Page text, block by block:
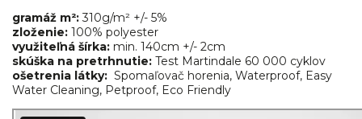
gramáž m²:310g/m² +/- 5%
zloženie: 100% polyester
využiteľná šírka: min. 140cm +/- 2cm
skúška na pretrhnutie: Test Martindale 60 000 cyklov
ošetrenia látky: Spomaľovač horenia, Waterproof, Easy
Water Cleaning, Petproof, Eco Friendly